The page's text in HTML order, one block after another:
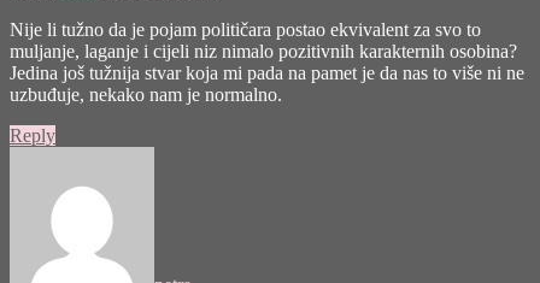
Nije li tužno da je pojam političara postao ekvivalent za svo to
muljanje, laganje i cijeli niz nimalo pozitivnih karakternih osobina?
Jedina još tužnija stvar koja mi pada na pamet je da nas to više ni ne
uzbuđuje, nekako nam je normalno.
Reply